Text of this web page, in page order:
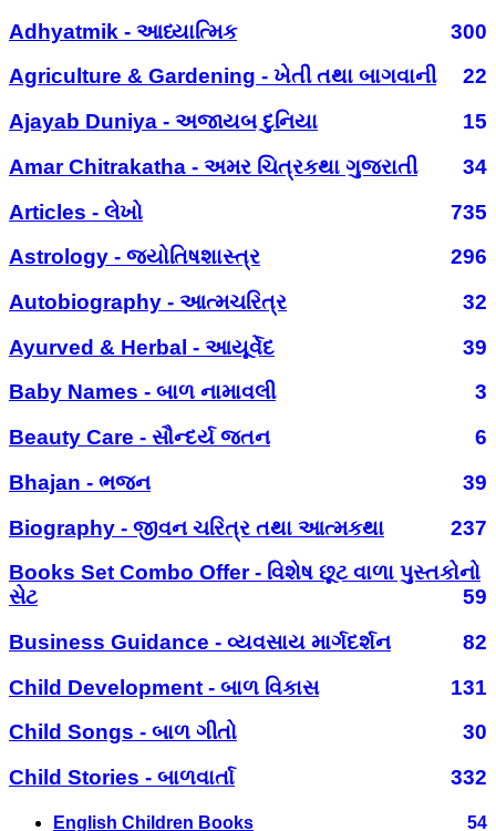
Adhyatmik - આધ્યાત્મિક
300
Agriculture & Gardening - ખેતી તથા બાગવાની
22
Ajayab Duniya - અજાયબ દુનિયા
15
Amar Chitrakatha - અમર ચિત્રકથા ગુજરાતી
34
Articles - લેખો
735
Astrology - જ્યોતિષશાસ્ત્ર
296
Autobiography - આત્મચરિત્ર
32
Ayurved & Herbal - આયૂર્વેદ
39
Baby Names - બાળ નામાવલી
3
Beauty Care - સૌન્દર્ય જતન
6
Bhajan - ભજન
39
Biography - જીવન ચરિત્ર તથા આત્મકથા
237
Books Set Combo Offer - વિશેષ છૂટ વાળા પુસ્તકોનો
સેટ
59
Business Guidance - વ્યવસાય માર્ગદર્શન
82
Child Development - બાળ વિકાસ
131
Child Songs - બાળ ગીતો
30
Child Stories - બાળવાર્તા
332
English Children Books 54